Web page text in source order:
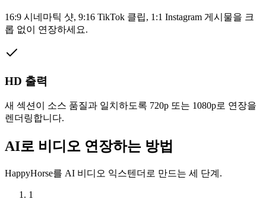
16:9 시네마틱 샷, 9:16 TikTok 클립, 1:1 Instagram 게시물을 크
롭 없이 연장하세요.
HD 출력
새 섹션이 소스 품질과 일치하도록 720p 또는 1080p로 연장을
렌더링합니다.
AI로 비디오 연장하는 방법
HappyHorse를 AI 비디오 익스텐더로 만드는 세 단계.
1